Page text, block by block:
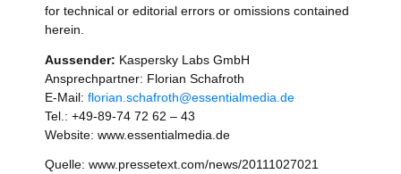
for technical or editorial errors or omissions contained
herein.
Aussender: Kaspersky Labs GmbH
Ansprechpartner: Florian Schafroth
E-Mail: florian.schafroth@essentialmedia.de
Tel.: +49-89-74 72 62 – 43
Website: www.essentialmedia.de
Quelle: www.pressetext.com/news/20111027021